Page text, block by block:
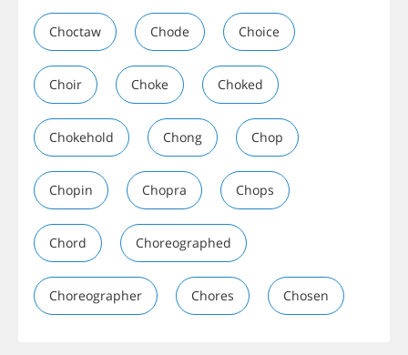
Choctaw Chode Choice
Choir Choke Choked
Chokehold Chong Chop
Chopin Chopra Chops
Chord Choreographed
Choreographer Chores Chosen